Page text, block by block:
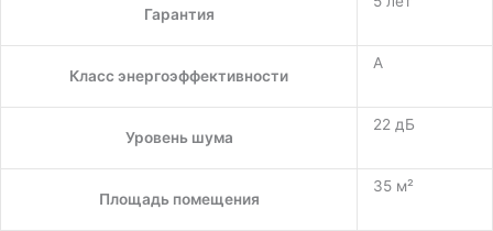
Гарантия
Класс энергоэффективности
A
Уровень шума
22 дБ
Площадь помещения
35 м²